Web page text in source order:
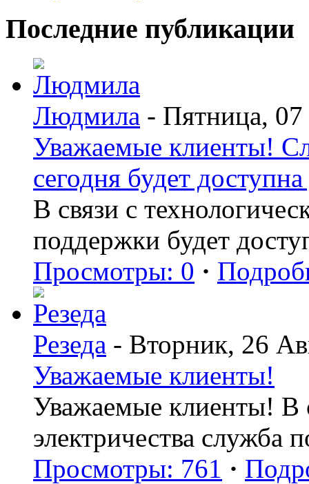
Последние публикации
Людмила - Пятница, 07
Уважаемые клиенты!
сегодня будет
В связи с
поддержки будет
Просмотры: 0 ·
Резеда - Вторник, 26
Уважаемые клиенты!
Уважаемые клиенты! В
электричества служба
Просмотры: 761 ·